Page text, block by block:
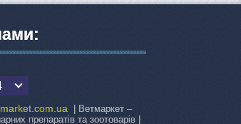
| Ветмаркет –
препаратів та зоотоварів |